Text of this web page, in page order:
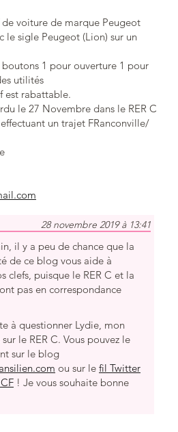
de voiture de marque Peugeot
le sigle Peugeot (Lion) sur un
boutons 1 pour ouverture 1 pour
utilités
est rabattable.
le 27 Novembre dans le RER C
un trajet FRanconville/
28 novembre 2019 à 13:41
il y a peu de chance que la
de ce blog vous aide à
clefs, puisque le RER C et la
pas en correspondance
à questionner Lydie, mon
le RER C. Vous pouvez le
sur le blog
ou sur le fil Twitter
! Je vous souhaite bonne